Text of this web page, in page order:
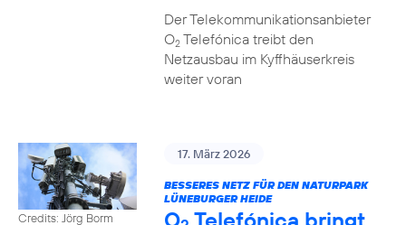
Der Telekommunikationsanbieter
O2Telefónica treibt den
Netzausbau im Kyffhäuserkreis
weiter voran
Credits: Jörg Borm
17. März 2026
BESSERES NETZ FÜR DEN NATURPARK
LÜNEBURGER HEIDE
O Telefónica bringt